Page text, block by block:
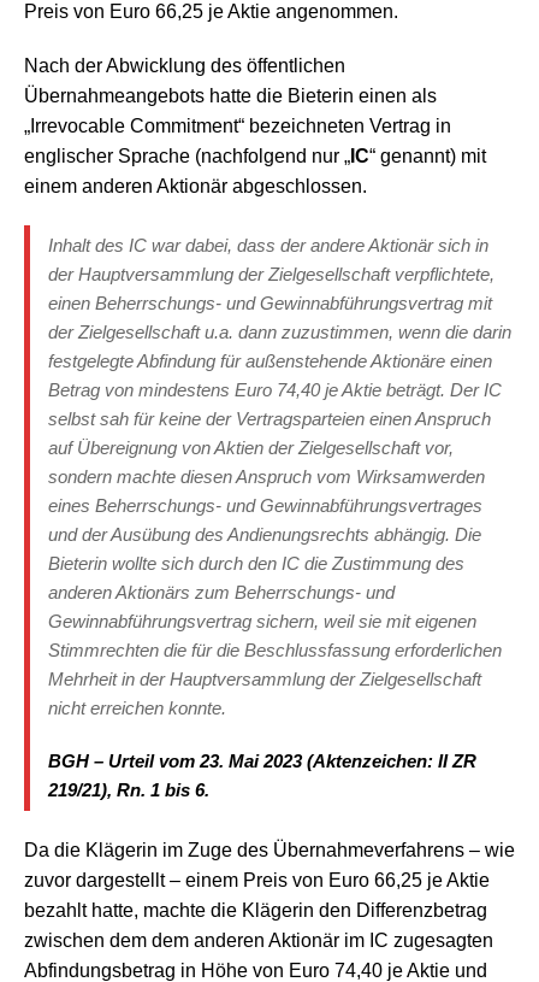
Preis von Euro 66,25 je Aktie angenommen.
Nach der Abwicklung des öffentlichen
Übernahmeangebots hatte die Bieterin einen als
„Irrevocable Commitment“ bezeichneten Vertrag in
englischer Sprache (nachfolgend nur „ IC“ genannt) mit
einem anderen Aktionär abgeschlossen.
Inhalt des IC war dabei, dass der andere Aktionär sich in
der Hauptversammlung der Zielgesellschaft verpflichtete,
einen Beherrschungs- und Gewinnabführungsvertrag mit
der Zielgesellschaft u.a. dann zuzustimmen, wenn die darin
festgelegte Abfindung für außenstehende Aktionäre einen
Betrag von mindestens Euro 74,40 je Aktie beträgt. Der IC
selbst sah für keine der Vertragsparteien einen Anspruch
auf Übereignung von Aktien der Zielgesellschaft vor,
sondern machte diesen Anspruch vom Wirksamwerden
eines Beherrschungs- und Gewinnabführungsvertrages
und der Ausübung des Andienungsrechts abhängig. Die
Bieterin wollte sich durch den IC die Zustimmung des
anderen Aktionärs zum Beherrschungs- und
Gewinnabführungsvertrag sichern, weil sie mit eigenen
Stimmrechten die für die Beschlussfassung erforderlichen
Mehrheit in der Hauptversammlung der Zielgesellschaft
nicht erreichen konnte.
BGH – Urteil vom 23. Mai 2023 (Aktenzeichen: II ZR
219/21), Rn. 1 bis 6.
Da die Klägerin im Zuge des Übernahmeverfahrens – wie
zuvor dargestellt – einem Preis von Euro 66,25 je Aktie
bezahlt hatte, machte die Klägerin den Differenzbetrag
zwischen dem dem anderen Aktionär im IC zugesagten
Abfindungsbetrag in Höhe von Euro 74,40 je Aktie und